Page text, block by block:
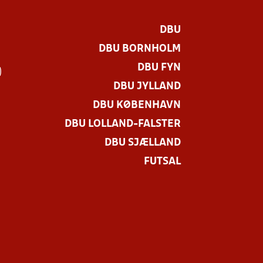
DBU
DBU BORNHOLM
DBU FYN
DBU JYLLAND
DBU KØBENHAVN
DBU LOLLAND-FALSTER
DBU SJÆLLAND
FUTSAL